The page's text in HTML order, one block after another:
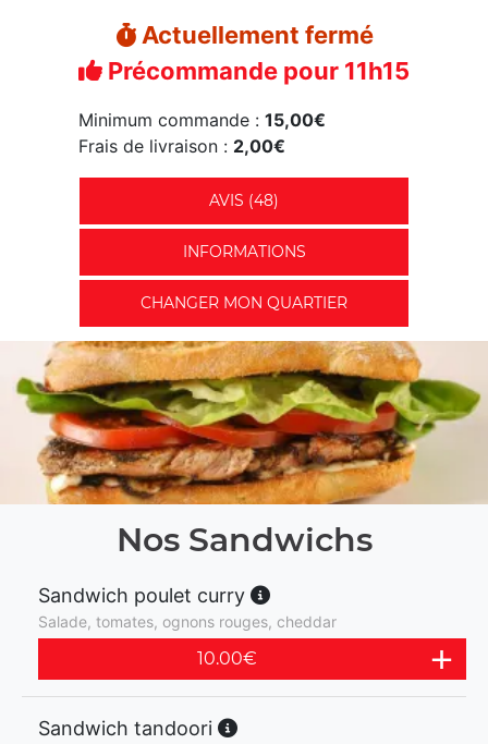
Actuellement fermé
Précommande pour 11h15
Minimum commande : 15,00€
Frais de livraison : 2,00€
AVIS (48)
INFORMATIONS
CHANGER MON QUARTIER
Nos Sandwichs
Sandwich poulet curry
Salade, tomates, ognons rouges, cheddar
10.00€
Sandwich tandoori